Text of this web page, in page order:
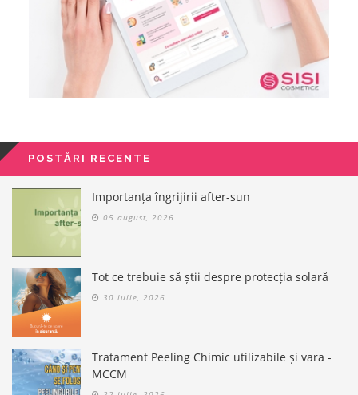
POSTĂRI RECENTE
Importanța îngrijirii after-sun
05 august, 2026
Tot ce trebuie să știi despre protecția solară
30 iulie, 2026
Tratament Peeling Chimic utilizabile și vara -
MCCM